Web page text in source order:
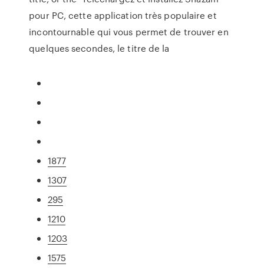
pour PC, cette application très populaire et
incontournable qui vous permet de trouver en
quelques secondes, le titre de la
1877
1307
295
1210
1203
1575